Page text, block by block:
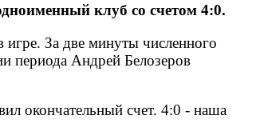
клуб со счетом 4:0.
За две минуты численного
периода Андрей Белозеров
окончательный счет. 4:0 - наша